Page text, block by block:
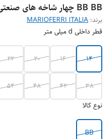
BB BB چهار شاخه های صنعتی ، بوش هزار خاری با
برند: MARIOFERRI ITALIA
قطر داخلی d میلی متر
14
16
20
22
38
42
48
54
نوع کالا
BB